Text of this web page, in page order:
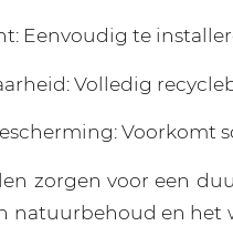
Eenvoudig te
Volledig
Voorkomt
zorgen voor een
natuurbehoud en het